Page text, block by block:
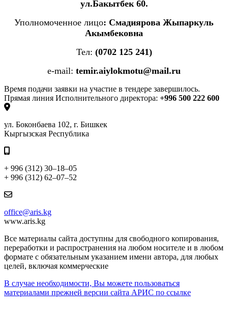
ул.Бакытбек 60.
Уполномоченное лицо: Смадиярова Жыпаркуль
Акымбековна
Тел: (0702 125 241)
e-mail: temir.aiylokmotu@mail.ru
Время подачи заявки на участие в тендере завершилось.
Прямая линия Исполнительного директора: +996 500 222 600
ул. Боконбаева 102, г. Бишкек
Кыргызская Республика
+ 996 (312) 30–18–05
+ 996 (312) 62–07–52
office@aris.kg
www.aris.kg
Все материалы сайта доступны для свободного копирования,
переработки и распространения на любом носителе и в любом
формате с обязательным указанием имени автора, для любых
целей, включая коммерческие
В случае необходимости, Вы можете пользоваться
материалами прежней версии сайта АРИС по ссылке